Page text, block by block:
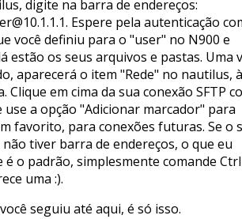
digite na barra de endereços:
Espere pela autenticação
você definiu para o "user" no N900 e
estão os seus arquivos e pastas. Uma
aparecerá o item "Rede" no nautilus, à
Clique em cima da sua conexão SFTP
use a opção "Adicionar marcador" para
favorito, para conexões futuras. Se o
tiver barra de endereços, o que eu
é o padrão, simplesmente comande
uma :).
seguiu até aqui, é só isso.